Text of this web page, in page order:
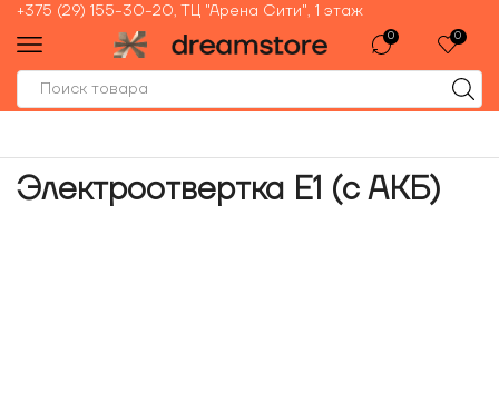
+375 (29) 155-30-20, ТЦ "Арена Сити", 1 этаж
0 0
Электроотвертка E1 (с АКБ)